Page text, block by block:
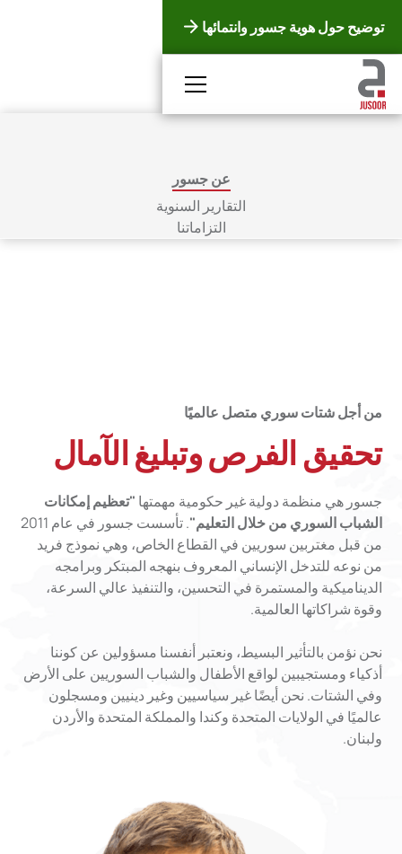
توضيح حول هوية جسور وانتمائها
عن جسور
التقارير السنوية
التزاماتنا
من أجل شتات سوري متصل عالميًا
تحقيق الفرص وتبليغ الآمال
جسور هي منظمة دولية غير حكومية مهمتها "تعظيم إمكانات
الشباب السوري من خلال التعليم"
. تأسست جسور في عام 2011
من قبل مغتربين سوريين في القطاع الخاص، وهي نموذج فريد
من نوعه للتدخل الإنساني المعروف بنهجه المبتكر وبرامجه
الديناميكية والمستمرة في التحسين، والتنفيذ عالي السرعة،
وقوة شراكاتها العالمية.
نحن نؤمن بالتأثير البسيط، ونعتبر أنفسنا مسؤولين عن كوننا
أذكياء ومستجيبين لواقع الأطفال والشباب السوريين على الأرض
وفي الشتات. نحن أيضًا غير سياسيين وغير دينيين ومسجلون
عالميًا في الولايات المتحدة وكندا والمملكة المتحدة والأردن
ولبنان.